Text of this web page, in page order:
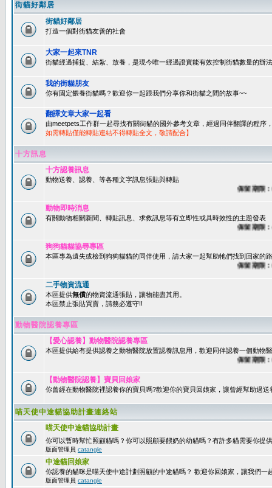
街貓好鄰居
街貓好鄰居
打造一個對街貓友善的社會
大家一起來TNR
街貓經過捕捉、結紮、放養，是現今唯一經過證實能有效控制街貓數量的辦
我的街貓朋友
你有固定餵養街貓嗎？歡迎你一起跟我們分享你和街貓之間的故事~~
翻譯文章大家一起看
由meetpets工作群一起尋找有關街貓的國外參考文章，經過同伴翻譯的程序
如需轉貼僅能轉貼連結不得轉貼全文，敬請配合】
十方訊息
十方認養訊息
動物送養、認養、等各種文字訊息張貼與轉貼
保留期限：60
動物即時消息
有關動物相關新聞、轉貼訊息、求救訊息等有立即性或具時效性的主題發表
保留期限：45
狗狗貓貓協尋專區
本區專為遺失或檢到狗狗貓貓的同伴使用，請大家一起幫助牠們找到回家的
保留期限：60
二手物資流通
本區提供無償的物資流通張貼，讓物能盡其用。
本區禁止張貼買賣，請務必遵守!!
動物醫院認養專區
【愛心認養】動物醫院認養專區
本區提供給有提供認養之動物醫院放置認養訊息用，歡迎同伴認養一個動物
保留期限：60
【動物醫院認養】寶貝回娘家
你曾經在動物醫院裡認養你的寶貝嗎?歡迎你的寶貝回娘家，讓曾經幫助過
喵天使中途貓協助計畫連絡站
喵天使中途貓協助計畫
你可以暫時幫忙照顧貓嗎？你可以照顧要餵奶的幼貓嗎？有許多貓需要你提
版面管理員 catangle
中途貓回娘家
你認養的貓咪是喵天使中途計劃照顧的中途貓嗎？ 歡迎你回娘家，讓我們一
版面管理員 catangle